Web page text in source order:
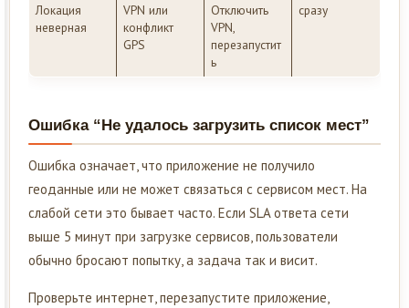
Локация
неверная
VPN или
конфликт
GPS
Отключить
VPN,
перезапустит
ь
сразу
Ошибка “Не удалось загрузить список мест”
Ошибка означает, что приложение не получило
геоданные или не может связаться с сервисом мест. На
слабой сети это бывает часто. Если SLA ответа сети
выше 5 минут при загрузке сервисов, пользователи
обычно бросают попытку, а задача так и висит.
Проверьте интернет, перезапустите приложение,